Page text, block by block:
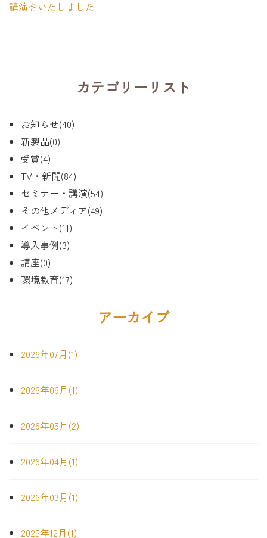
講演をいたしました
カテゴリーリスト
お知らせ(40)
新製品(0)
受賞(4)
TV・新聞(84)
セミナー・講演(54)
その他メディア(49)
イベント(11)
導入事例(3)
講座(0)
環境教育(17)
アーカイブ
2026年07月(1)
2026年06月(1)
2026年05月(2)
2026年04月(1)
2026年03月(1)
2025年12月(1)